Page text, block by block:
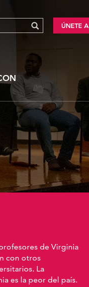
ÚNETE A
de Virginia
con otros
La
es la peor del país.